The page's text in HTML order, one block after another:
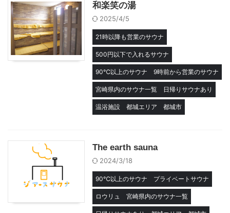
和楽笑の湯
2025/4/5
21時以降も営業のサウナ
500円以下で入れるサウナ
90℃以上のサウナ 9時前から営業のサウナ
宮崎県内のサウナ一覧 日帰りサウナあり
温浴施設 都城エリア 都城市
The earth sauna
2024/3/18
90℃以上のサウナ プライベートサウナ
ロウリュ 宮崎県内のサウナ一覧